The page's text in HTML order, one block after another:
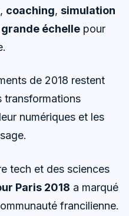
, coaching, simulation
grande échelle pour
de 2018 restent
transformations
numériques et les
tech et des sciences
Paris 2018 a marqué
francilienne.